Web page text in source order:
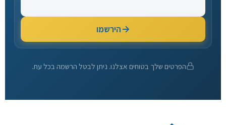
הירשמו
הפרטים שלך בטוחים אצלנו. ניתן לבטל הרשמה בכל עת.